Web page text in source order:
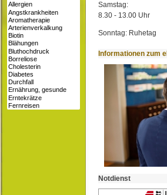
Samstag:
8.30 - 13.00 Uhr
Sonntag: Ruhetag
Informationen zum
Notdienst